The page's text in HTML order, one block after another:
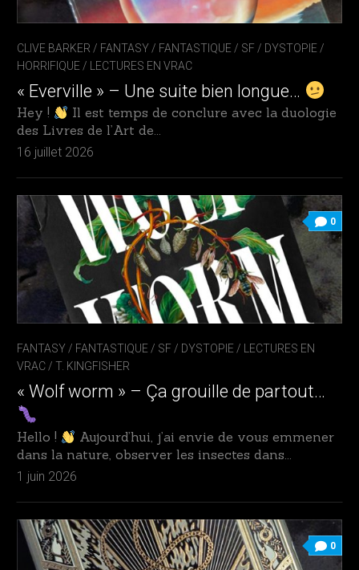
CLIVE BARKER / FANTASY / FANTASTIQUE / SF / DYSTOPIE /
HORRIFIQUE / LECTURES EN VRAC
« Everville » – Une suite bien longue…
Hey !
Il est temps de conclure avec la duologie
des Livres de l’Art de...
16 juillet 2026
0
FANTASY / FANTASTIQUE / SF / DYSTOPIE /
LECTURES EN
VRAC / T. KINGFISHER
« Wolf worm » – Ça grouille de partout…
Hello !
Aujourd’hui, j’ai envie de vous emmener
dans la nature, observer les insectes dans...
1 juin 2026
0